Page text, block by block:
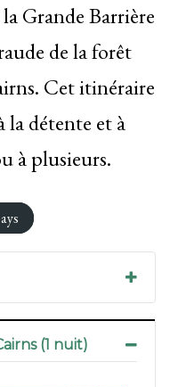
Grande Barrière
de la forêt
Cet itinéraire
la détente et à
à plusieurs.
avec la
(1 nuit)